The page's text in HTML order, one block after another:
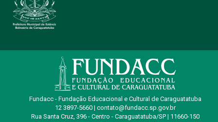
Fundacc - Fundação Educacional e Cultural de Caraguatatuba
12 3897-5660 | contato@fundacc.sp.gov.br
Rua Santa Cruz, 396 - Centro - Caraguatatuba/SP | 11660-150